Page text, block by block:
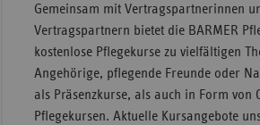
Gemeinsam mit Vertragspartnerinnen
Vertragspartnern bietet die BARMER
kostenlose Pflegekurse zu vielfältigen
Angehörige, pflegende Freunde oder
als Präsenzkurse, als auch in Form von
Pflegekursen. Aktuelle Kursangebote